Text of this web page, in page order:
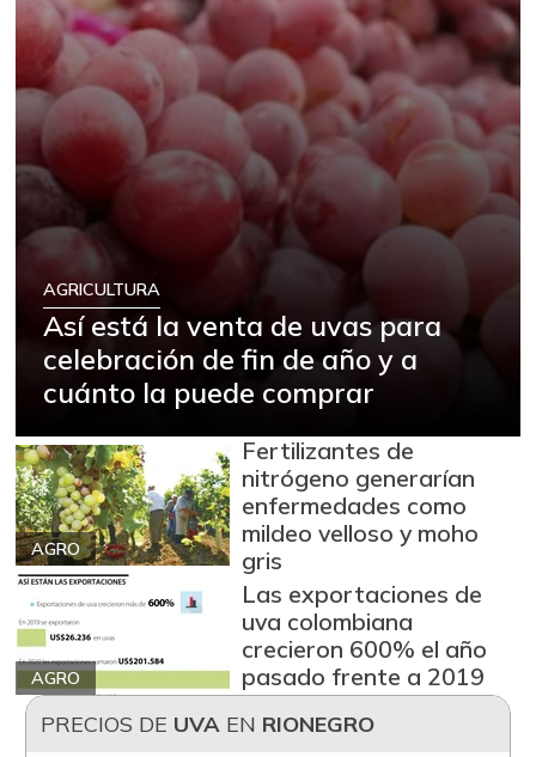
AGRICULTURA
Así está la venta de uvas para
celebración de fin de año y a
cuánto la puede comprar
AGRO
Fertilizantes de
nitrógeno generarían
enfermedades como
mildeo velloso y moho
gris
AGRO
Las exportaciones de
uva colombiana
crecieron 600% el año
pasado frente a 2019
PRECIOS DE UVAEN RIONEGRO